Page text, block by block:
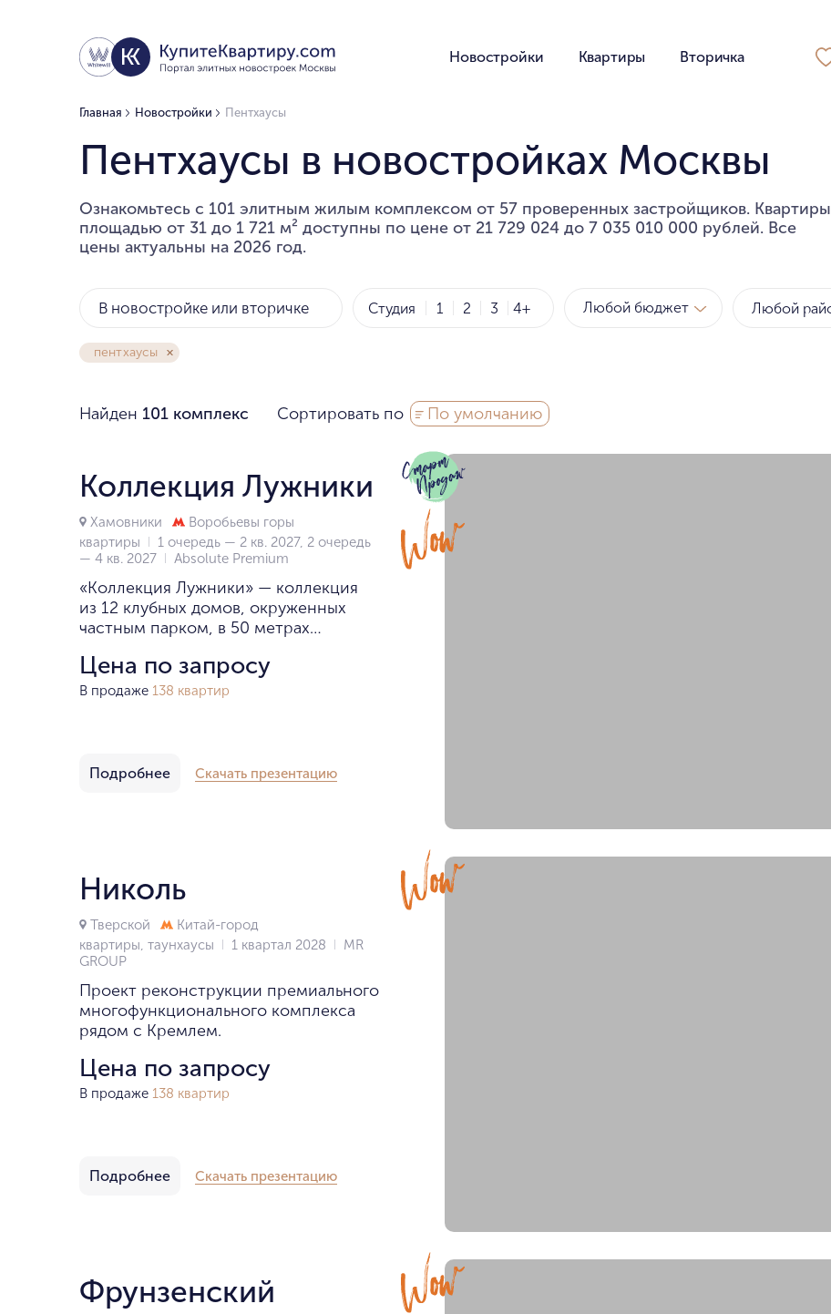
Новостройки Квартиры Вторичка
Главная Новостройки Пентхаусы
Пентхаусы в новостройках Москвы
Ознакомьтесь с 101 элитным жилым комплексом от 57 проверенных застройщиков. Квартиры
площадью от 31 до 1 721 м² доступны по цене от 21 729 024 до 7 035 010 000 рублей. Все
цены актуальны на 2026 год.
В новостройке или вторичке Студия 1 2 3 4+ Любой бюджет
пентхаусы
Найден 101 комплекс Сортировать по По умолчанию
Коллекция Лужники
Хамовники
Воробьевы горы
квартиры
1 очередь — 2 кв. 2027, 2 очередь
— 4 кв. 2027
Absolute Premium
«Коллекция Лужники» — коллекция
из 12 клубных домов, окруженных
частным парком, в 50 метрах
Цена по запросу
В продаже 138 квартир
Подробнее Скачать презентацию
Николь
Тверской
Китай-город
квартиры, таунхаусы
1 квартал 2028
MR
GROUP
Проект реконструкции премиального
многофункционального комплекса
рядом с Кремлем.
Цена по запросу
В продаже 138 квартир
Подробнее Скачать презентацию
Фрунзенский